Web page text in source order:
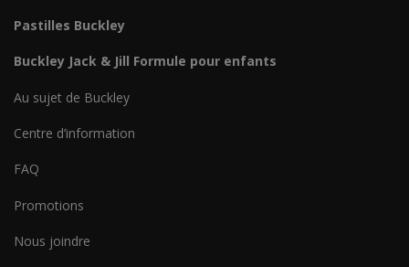
Pastilles Buckley
Buckley Jack & Jill Formule pour enfants
Au sujet de Buckley
Centre d’information
FAQ
Promotions
Nous joindre